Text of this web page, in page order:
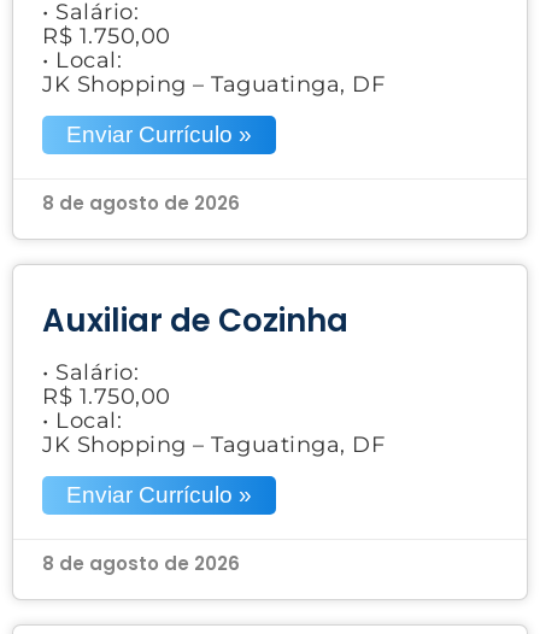
• Salário:
R$ 1.750,00
• Local:
JK Shopping – Taguatinga, DF
Enviar Currículo »
8 de agosto de 2026
Auxiliar de Cozinha
• Salário:
R$ 1.750,00
• Local:
JK Shopping – Taguatinga, DF
Enviar Currículo »
8 de agosto de 2026